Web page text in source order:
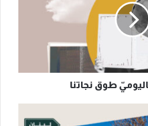
طوق نجاتنا